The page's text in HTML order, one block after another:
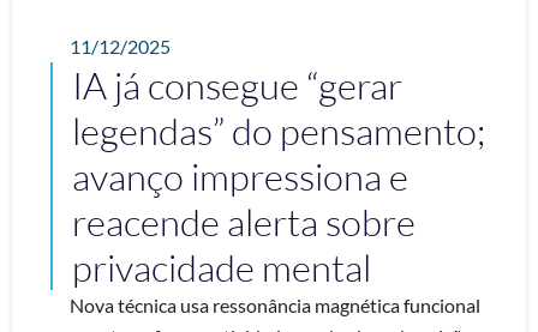
11/12/2025
IA já consegue “gerar
legendas” do pensamento;
avanço impressiona e
reacende alerta sobre
privacidade mental
Nova técnica usa ressonância magnética funcional